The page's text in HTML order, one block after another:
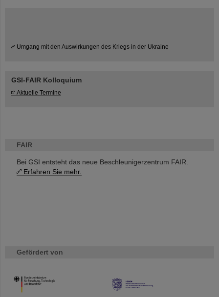
FAIR
Bei GSI entsteht das neue Beschleunigerzentrum FAIR.
Erfahren Sie mehr.
Gefördert von
HMWK
Umgang mit den Auswirkungen des Kriegs in der Ukraine
GSI-FAIR Kolloquium
Aktuelle Termine